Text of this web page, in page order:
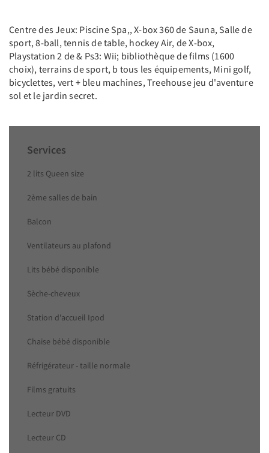
Centre des Jeux: Piscine Spa,, X-box 360 de Sauna, Salle de
sport, 8-ball, tennis de table, hockey Air, de X-box,
Playstation 2 de & Ps3: Wii; bibliothèque de films (1600
choix), terrains de sport, b tous les équipements, Mini golf,
bicyclettes, vert + bleu machines, Treehouse jeu d'aventure
sol et le jardin secret.
Services
2 lits Queen size
2ème salles de bain
Balcon
Ventilateurs au plafond
Lits bébé disponible
Sèche-cheveux
Station d'accueil Ipod
Chaise bébé disponible
Réfrigérateur - taille normale
Films gratuits
Lecteur DVD
Lecteur CD